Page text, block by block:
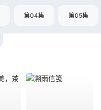
第04集 第05集